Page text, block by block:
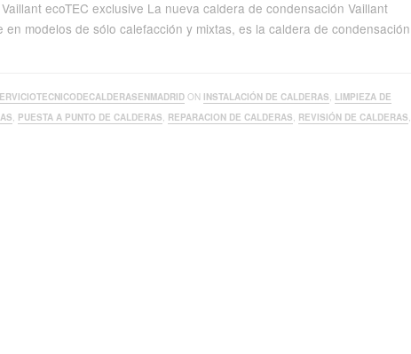
ecoTEC exclusive La nueva caldera de condensación Vaillant
en modelos de sólo calefacción y mixtas, es la caldera de condensación
ON INSTALACIÓN DE CALDERAS, LIMPIEZA DE
, PUESTA A PUNTO DE CALDERAS, REPARACION DE CALDERAS, REVISIÓN DE CALDERAS,